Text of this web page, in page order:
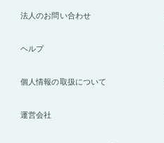
法人のお問い合わせ
ヘルプ
個人情報の取扱について
運営会社